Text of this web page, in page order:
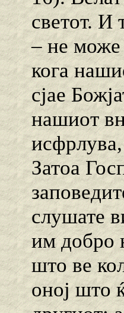
светот. И
– не
кога
сјае
нашиот
Затоа
слушате
им добро
што ве
оној што